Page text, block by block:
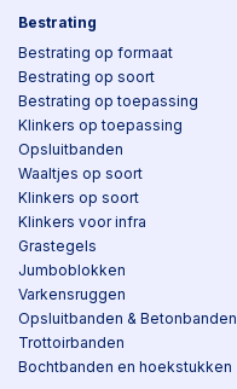
Bestrating
Bestrating op formaat
Bestrating op soort
Bestrating op toepassing
Klinkers op toepassing
Opsluitbanden
Waaltjes op soort
Klinkers op soort
Klinkers voor infra
Grastegels
Jumboblokken
Varkensruggen
Opsluitbanden & Betonbanden
Trottoirbanden
Bochtbanden en hoekstukken